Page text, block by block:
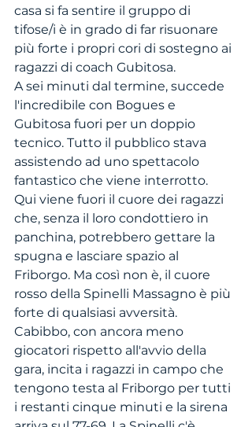
casa si fa sentire il gruppo di
tifose/i è in grado di far risuonare
più forte i propri cori di sostegno ai
ragazzi di coach Gubitosa.
A sei minuti dal termine, succede
l'incredibile con Bogues e
Gubitosa fuori per un doppio
tecnico. Tutto il pubblico stava
assistendo ad uno spettacolo
fantastico che viene interrotto.
Qui viene fuori il cuore dei ragazzi
che, senza il loro condottiero in
panchina, potrebbero gettare la
spugna e lasciare spazio al
Friborgo. Ma così non è, il cuore
rosso della Spinelli Massagno è più
forte di qualsiasi avversità.
Cabibbo, con ancora meno
giocatori rispetto all'avvio della
gara, incita i ragazzi in campo che
tengono testa al Friborgo per tutti
i restanti cinque minuti e la sirena